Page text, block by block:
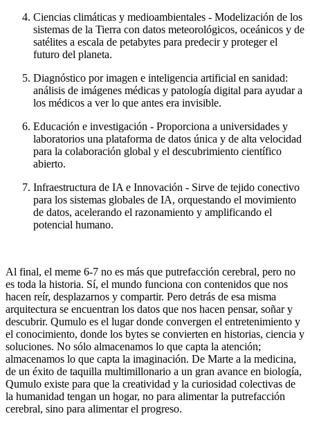
Ciencias climáticas y medioambientales - Modelización de los
sistemas de la Tierra con datos meteorológicos, oceánicos y de
satélites a escala de petabytes para predecir y proteger el
futuro del planeta.
Diagnóstico por imagen e inteligencia artificial en sanidad:
análisis de imágenes médicas y patología digital para ayudar a
los médicos a ver lo que antes era invisible.
Educación e investigación - Proporciona a universidades y
laboratorios una plataforma de datos única y de alta velocidad
para la colaboración global y el descubrimiento científico
abierto.
Infraestructura de IA e Innovación - Sirve de tejido conectivo
para los sistemas globales de IA, orquestando el movimiento
de datos, acelerando el razonamiento y amplificando el
potencial humano.
Al final, el meme 6-7 no es más que putrefacción cerebral, pero no
es toda la historia. Sí, el mundo funciona con contenidos que nos
hacen reír, desplazarnos y compartir. Pero detrás de esa misma
arquitectura se encuentran los datos que nos hacen pensar, soñar y
descubrir. Qumulo es el lugar donde convergen el entretenimiento y
el conocimiento, donde los bytes se convierten en historias, ciencia y
soluciones. No sólo almacenamos lo que capta la atención;
almacenamos lo que capta la imaginación. De Marte a la medicina,
de un éxito de taquilla multimillonario a un gran avance en biología,
Qumulo existe para que la creatividad y la curiosidad colectivas de
la humanidad tengan un hogar, no para alimentar la putrefacción
cerebral, sino para alimentar el progreso.